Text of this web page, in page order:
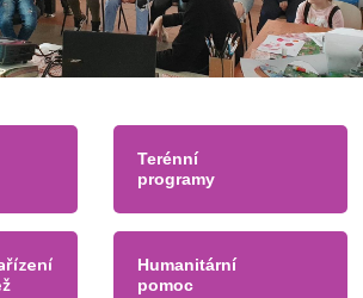
Terénní
programy
Humanitární
pomoc